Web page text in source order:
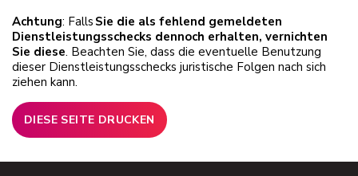
Achtung: Falls Sie die als fehlend gemeldeten
Dienstleistungsschecks dennoch erhalten, vernichten
Sie diese. Beachten Sie, dass die eventuelle Benutzung
dieser Dienstleistungsschecks juristische Folgen nach sich
ziehen kann.
DIESE SEITE DRUCKEN